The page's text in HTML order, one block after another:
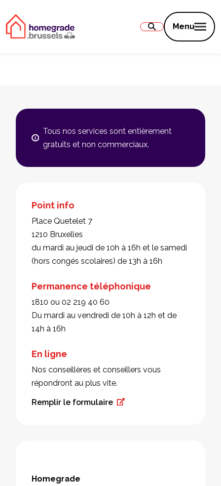
Menu
Tous nos services sont entièrement
gratuits et non commerciaux.
Point info
Place Quetelet 7
1210 Bruxelles
du mardi au jeudi de 10h à 16h et le samedi
(hors congés scolaires) de 13h à 16h
Permanence téléphonique
1810 ou 02 219 40 60
Du mardi au vendredi de 10h à 12h et de
14h à 16h
En ligne
Nos conseillères et conseillers vous
répondront au plus vite.
Remplir le formulaire
Homegrade